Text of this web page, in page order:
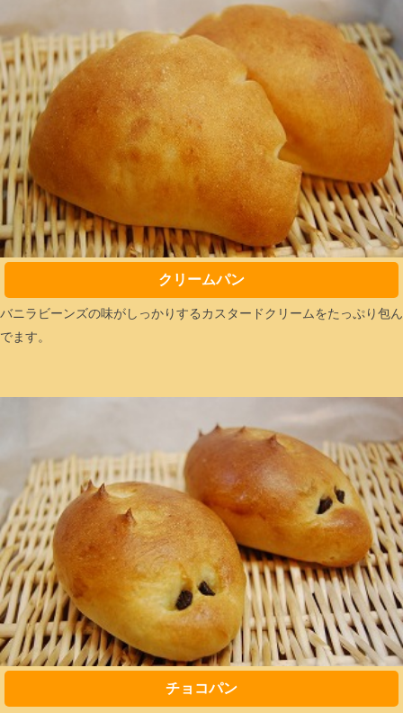
クリームパン
バニラビーンズの味がしっかりするカスタードクリームをたっぷり包ん
でます。
チョコパン